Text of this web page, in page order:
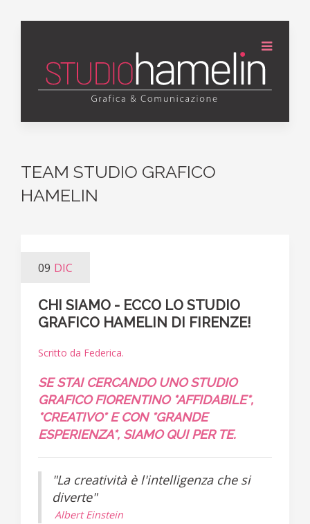
TEAM STUDIO GRAFICO
HAMELIN
09 DIC
CHI SIAMO - ECCO LO STUDIO
GRAFICO HAMELIN DI FIRENZE!
Scritto da Federica.
SE STAI CERCANDO UNO STUDIO
GRAFICO FIORENTINO *AFFIDABILE*,
*CREATIVO* E CON *GRANDE
ESPERIENZA*, SIAMO QUI PER TE.
"La creatività è l'intelligenza che si
diverte"
Albert Einstein